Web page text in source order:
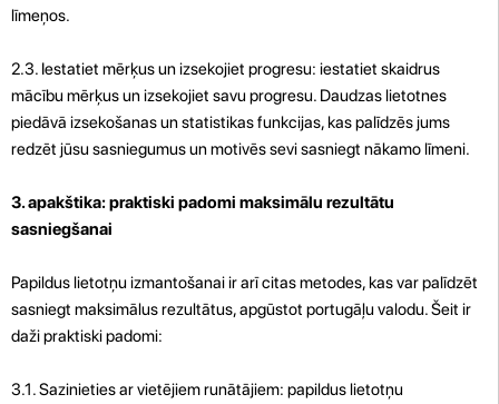
līmeņos.
2.3. Iestatiet mērķus un izsekojiet progresu: iestatiet skaidrus
mācību mērķus un izsekojiet savu progresu. Daudzas lietotnes
piedāvā izsekošanas un statistikas funkcijas, kas palīdzēs jums
redzēt jūsu sasniegumus un motivēs sevi sasniegt nākamo līmeni.
3. apakštika: praktiski padomi maksimālu rezultātu
sasniegšanai
Papildus lietotņu izmantošanai ir arī citas metodes, kas var palīdzēt
sasniegt maksimālus rezultātus, apgūstot portugāļu valodu. Šeit ir
daži praktiski padomi:
3.1. Sazinieties ar vietējiem runātājiem: papildus lietotņu